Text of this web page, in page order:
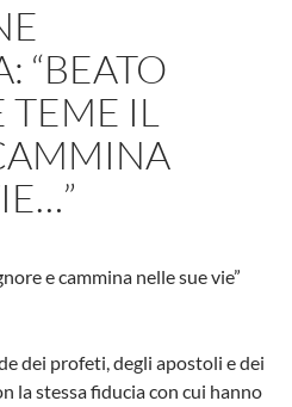
“BEATO
TEME IL
e cammina nelle sue vie”
dei profeti, degli apostoli e dei
la stessa fiducia con cui hanno